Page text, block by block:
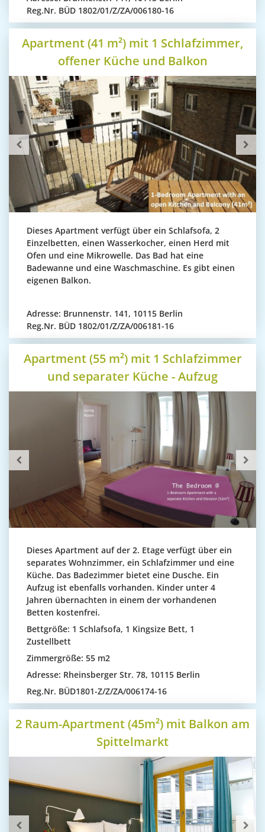
Reg.Nr. BÜD 1802/01/Z/ZA/006180-16
Apartment (41 m²) mit 1 Schlafzimmer,
offener Küche und Balkon
Dieses Apartment verfügt über ein Schlafsofa, 2
Einzelbetten, einen Wasserkocher, einen Herd mit
Ofen und eine Mikrowelle. Das Bad hat eine
Badewanne und eine Waschmaschine. Es gibt einen
eigenen Balkon.
Adresse: Brunnenstr. 141, 10115 Berlin
Reg.Nr. BÜD 1802/01/Z/ZA/006181-16
Apartment (55 m²) mit 1 Schlafzimmer
und separater Küche - Aufzug
Dieses Apartment auf der 2. Etage verfügt über ein
separates Wohnzimmer, ein Schlafzimmer und eine
Küche. Das Badezimmer bietet eine Dusche. Ein
Aufzug ist ebenfalls vorhanden. Kinder unter 4
Jahren übernachten in einem der vorhandenen
Betten kostenfrei.
Bettgröße: 1 Schlafsofa, 1 Kingsize Bett, 1
Zustellbett
Zimmergröße: 55 m2
Adresse: Rheinsberger Str. 78, 10115 Berlin
Reg.Nr. BÜD1801-Z/Z/ZA/006174-16
2 Raum-Apartment (45m²) mit Balkon am
Spittelmarkt